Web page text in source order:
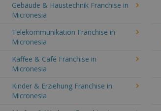
Gebäude & Haustechnik Franchise in
Micronesia
Telekommunikation Franchise in
Micronesia
Kaffee & Café Franchise in
Micronesia
Kinder & Erziehung Franchise in
Micronesia